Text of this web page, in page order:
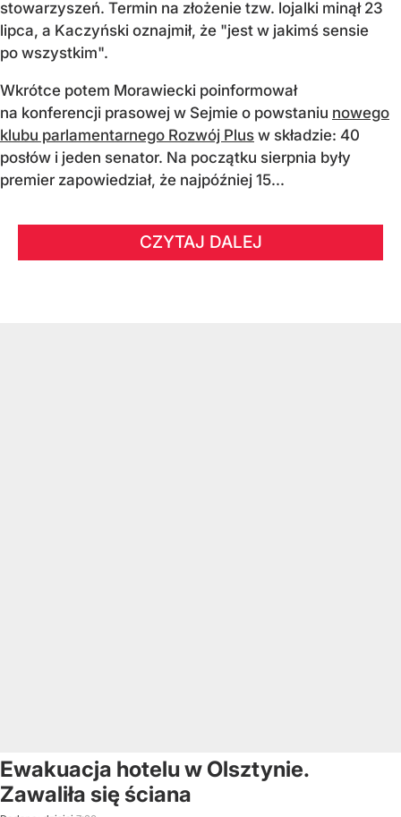
stowarzyszeń. Termin na złożenie tzw. lojalki minął 23
lipca, a Kaczyński oznajmił, że "jest w jakimś sensie
po wszystkim".
Wkrótce potem Morawiecki poinformował
na konferencji prasowej w Sejmie o powstaniu nowego
klubu parlamentarnego Rozwój Plus w składzie: 40
posłów i jeden senator. Na początku sierpnia były
premier zapowiedział, że najpóźniej 15...
CZYTAJ DALEJ
Ewakuacja hotelu w Olsztynie.
Zawaliła się ściana